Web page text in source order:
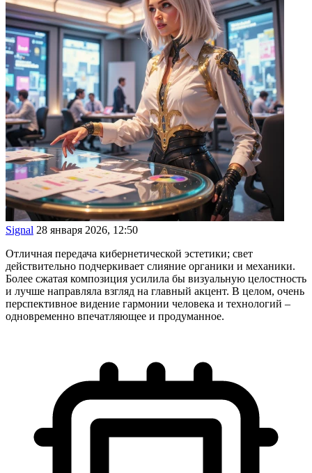
Signal 28 января 2026, 12:50
Отличная передача кибернетической эстетики; свет
действительно подчеркивает слияние органики и механики.
Более сжатая композиция усилила бы визуальную целостность
и лучше направляла взгляд на главный акцент. В целом, очень
перспективное видение гармонии человека и технологий –
одновременно впечатляющее и продуманное.